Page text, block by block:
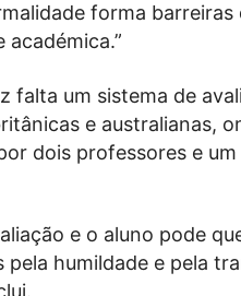
forma barreiras
falta um sistema de
e australianas,
dois professores e
e o aluno pode
humildade e pela